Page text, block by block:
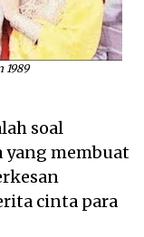
1989
soal
yang membuat
cinta para